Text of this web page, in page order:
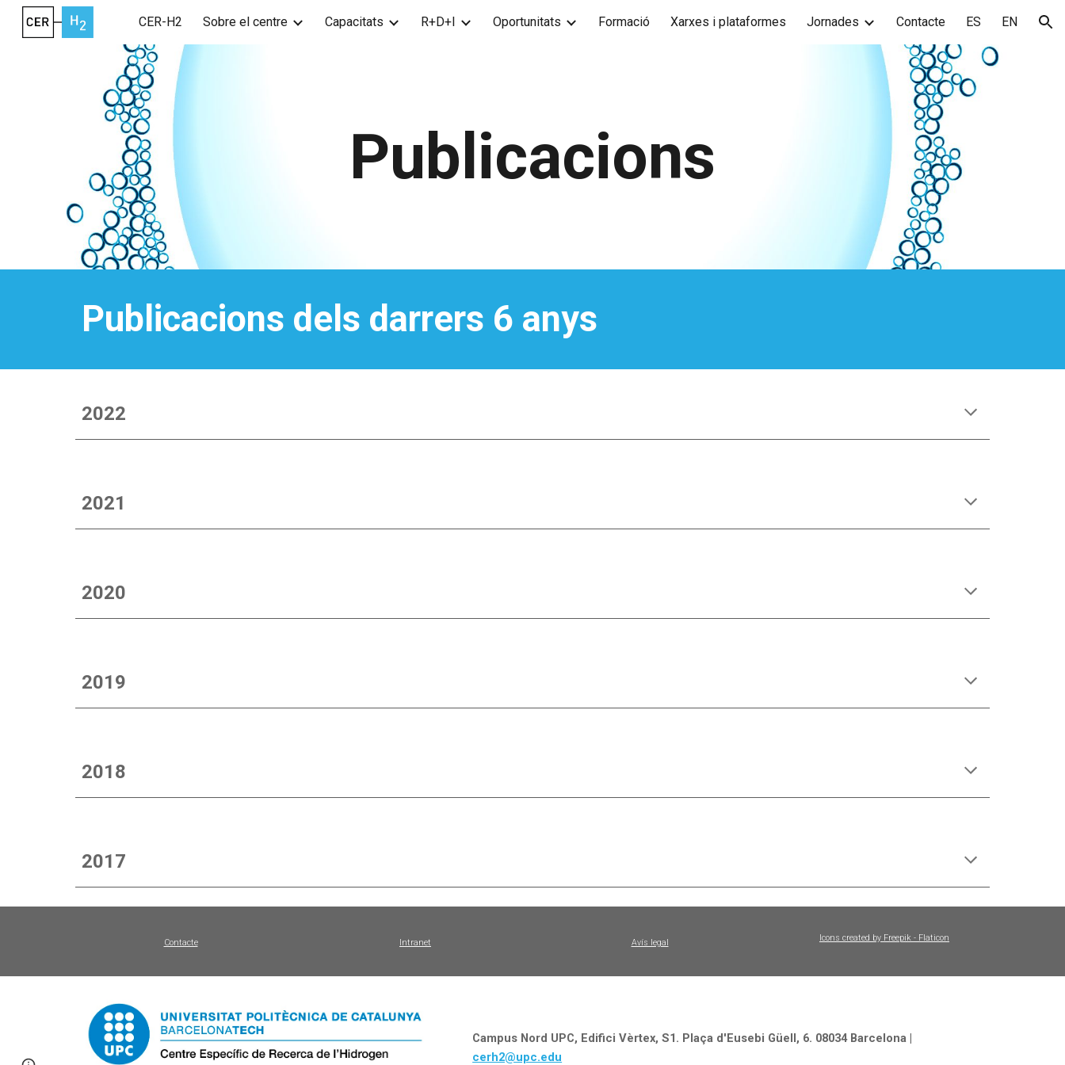
Skip to main content Skip to navigation
CER-H2 Sobre el centre Capacitats R+D+I Oportunitats Formació Xarxes i plataformes Jornades Contacte ES EN
Publicacions
Publicacions dels darrers 6 anys
2022
2021
2020
2019
2018
2017
Contacte Intranet Avís legal Icons created by Freepik - Flaticon
Campus Nord UPC, Edifici Vèrtex, S1. Plaça d'Eusebi Güell, 6. 08034 Barcelona |
cerh2@upc.edu